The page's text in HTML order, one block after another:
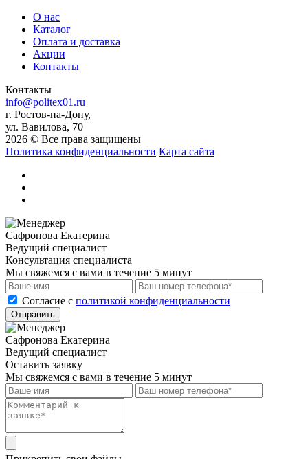
О нас
Каталог
Оплата и доставка
Акции
Контакты
Контакты
info@politex01.ru
г. Ростов-на-Дону,
ул. Вавилова, 70
2026 © Все права защищены
Политика конфиденциальности Карта сайта
Сафронова Екатерина
Ведущий специалист
Консультация специалиста
Мы свяжемся с вами в течение 5 минут
Cогласие с политикой конфиденциальности
Отправить
Сафронова Екатерина
Ведущий специалист
Оставить заявку
Мы свяжемся с вами в течение 5 минут